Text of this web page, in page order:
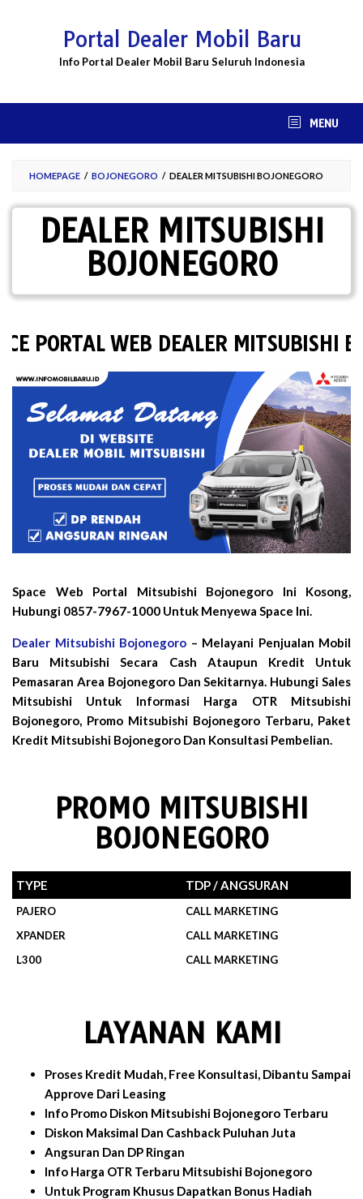
Portal Dealer Mobil Baru
Info Portal Dealer Mobil Baru Seluruh Indonesia
MENU
HOMEPAGE / BOJONEGORO / DEALER MITSUBISHI BOJONEGORO
DEALER MITSUBISHI
BOJONEGORO
WEB DEALER MITSUBISHI
Space Web Portal Mitsubishi Bojonegoro Ini Kosong,
Hubungi 0857-7967-1000 Untuk Menyewa Space Ini.
Dealer Mitsubishi Bojonegoro – Melayani Penjualan Mobil
Baru Mitsubishi Secara Cash Ataupun Kredit Untuk
Pemasaran Area Bojonegoro Dan Sekitarnya. Hubungi Sales
Mitsubishi Untuk Informasi Harga OTR Mitsubishi
Bojonegoro, Promo Mitsubishi Bojonegoro Terbaru, Paket
Kredit Mitsubishi Bojonegoro Dan Konsultasi Pembelian.
PROMO MITSUBISHI
BOJONEGORO
TYPE TDP / ANGSURAN
PAJERO
CALL MARKETING
XPANDER
CALL MARKETING
L300
CALL MARKETING
LAYANAN KAMI
Proses Kredit Mudah, Free Konsultasi, Dibantu Sampai
Approve Dari Leasing
Info Promo Diskon Mitsubishi Bojonegoro Terbaru
Diskon Maksimal Dan Cashback Puluhan Juta
Angsuran Dan DP Ringan
Info Harga OTR Terbaru Mitsubishi Bojonegoro
Untuk Program Khusus Dapatkan Bonus Hadiah